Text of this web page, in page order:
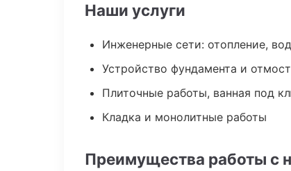
Наши услуги
Инженерные сети: отопление,
Устройство фундамента и
Плиточные работы, ванная под
Кладка и монолитные работы
Преимущества работы с